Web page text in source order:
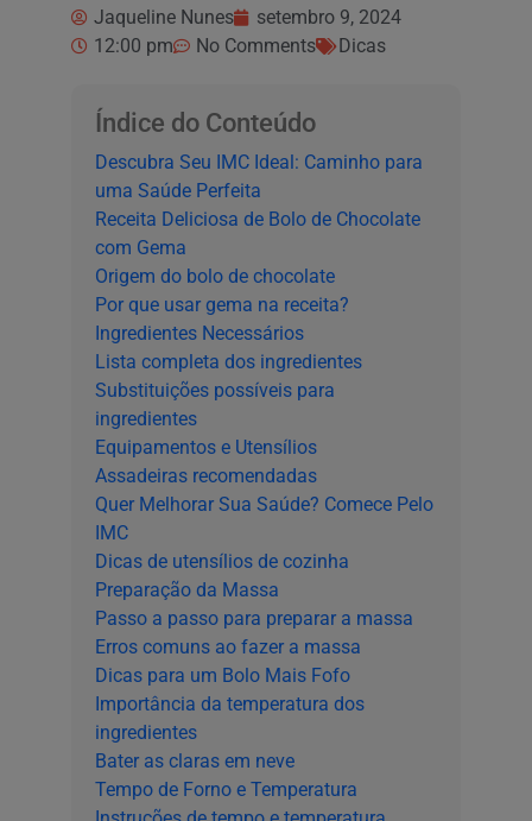
Jaqueline Nunes
setembro 9, 2024
12:00 pm
No Comments Dicas
Índice do Conteúdo
Descubra Seu IMC Ideal: Caminho para
uma Saúde Perfeita
Receita Deliciosa de Bolo de Chocolate
com Gema
Origem do bolo de chocolate
Por que usar gema na receita?
Ingredientes Necessários
Lista completa dos ingredientes
Substituições possíveis para
ingredientes
Equipamentos e Utensílios
Assadeiras recomendadas
Quer Melhorar Sua Saúde? Comece Pelo
IMC
Dicas de utensílios de cozinha
Preparação da Massa
Passo a passo para preparar a massa
Erros comuns ao fazer a massa
Dicas para um Bolo Mais Fofo
Importância da temperatura dos
ingredientes
Bater as claras em neve
Tempo de Forno e Temperatura